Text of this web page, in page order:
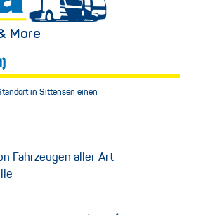
in Sittensen einen
Fahrzeugen aller Art